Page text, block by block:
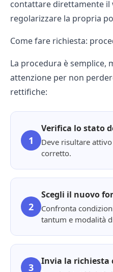
contattare direttamente il
regolarizzare la propria
Come fare richiesta:
La procedura è semplice,
attenzione per non
rettifiche:
1
Verifica lo stato
Deve risultare
corretto.
2
Scegli il nuovo
Confronta
tantum e modalità
3
Invia la richiesta